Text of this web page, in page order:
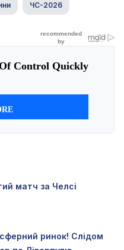
ЧС-2026
матч за Челсі
ринок! Слідом